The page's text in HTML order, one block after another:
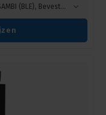
Kleurtemperatuur: 3000K, Aansturing: CASAMBI (BLE), Bevestiging: Hook mounting, Kleur: Zwart